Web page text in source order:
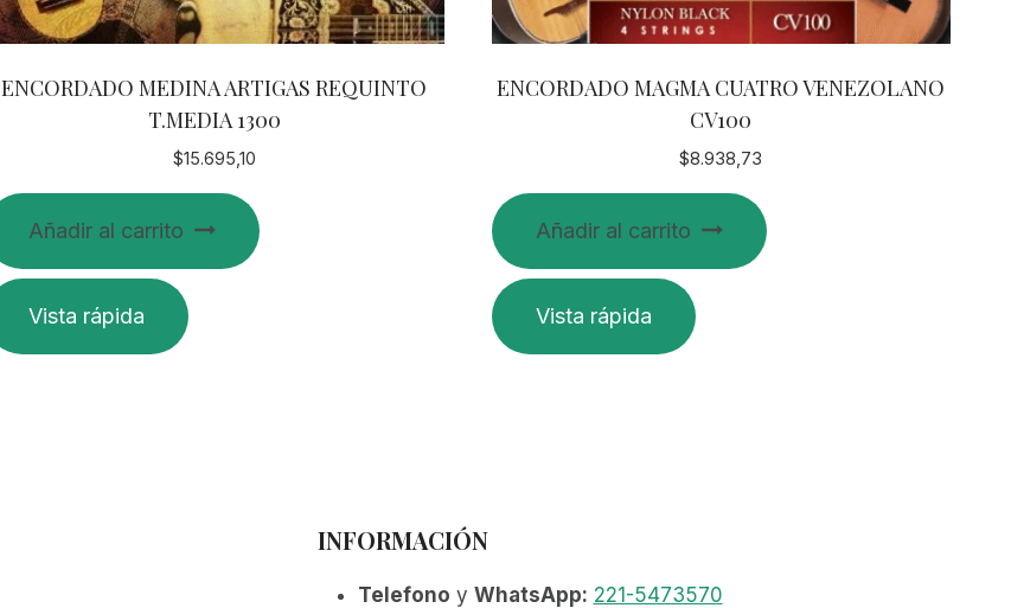
ENCORDADO MEDINA ARTIGAS REQUINTO
T.MEDIA 1300
$15.695,10
Añadir al carrito
Vista rápida
ENCORDADO MAGMA CUATRO VENEZOLANO
CV100
$8.938,73
Añadir al carrito
Vista rápida
INFORMACIÓN
Telefono y WhatsApp: 221-5473570